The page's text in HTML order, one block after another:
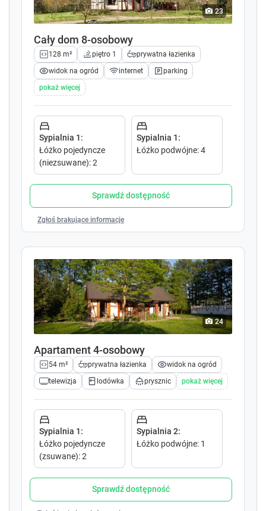
k
e
t
o
n
t
e
r
a
w
h
t
h
a
l
e
n
d
a
r
a
n
d
e
c
t
a
k
e
t
o
n
e
r
t
h
h
a
l
e
n
d
a
a
n
d
e
c
a
a
23
Cały dom 8-osobowy
128 m² piętro 1
prywatna łazienka
widok na ogród
internet
parking
pokaż więcej
Sypialnia 1:
Łóżko pojedyncze
(niezsuwane):2
Sypialnia 1:
Łóżko podwójne:4
Sprawdź dostępność
Zgłoś brakujące informacje
24
Apartament 4-osobowy
54 m² prywatna łazienka
widok na ogród
telewizja
lodówka prysznic pokaż więcej
Sypialnia 1:
Łóżko pojedyncze
(zsuwane):2
Sypialnia 2:
Łóżko podwójne: 1
Sprawdź dostępność